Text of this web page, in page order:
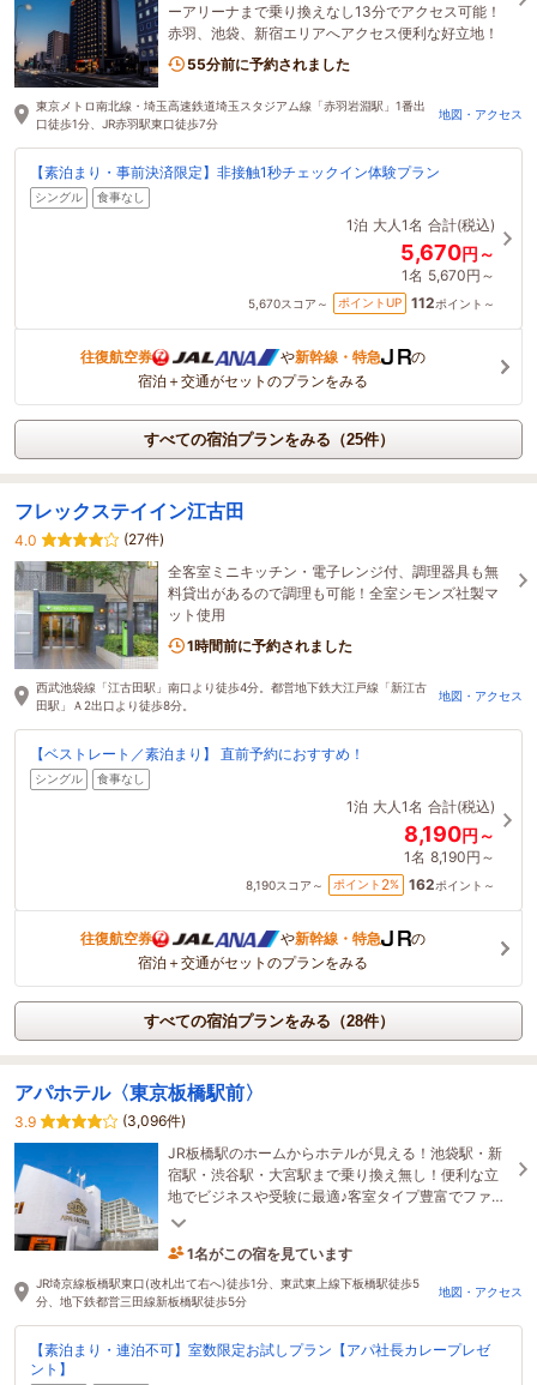
ーアリーナまで乗り換えなし13分でアクセス可能！
赤羽、池袋、新宿エリアへアクセス便利な好立地！
55分前に予約されました
東京メトロ南北線・埼玉高速鉄道埼玉スタジアム線「赤羽岩淵駅」1番出
口徒歩1分、JR赤羽駅東口徒歩7分
地図・アクセス
【素泊まり・事前決済限定】非接触1秒チェックイン体験プラン
シングル 食事なし
1泊 大人1名 合計(税込)
5,670円～
1名 5,670円～
5,670スコア～ ポイントUP 112ポイント～
往復航空券 や新幹線・特急
の
宿泊＋交通がセットのプランをみる
すべての宿泊プランをみる（25件）
フレックステイイン江古田
4.0
(27件)
全客室ミニキッチン・電子レンジ付、調理器具も無
料貸出があるので調理も可能！全室シモンズ社製マ
ット使用
1時間前に予約されました
西武池袋線「江古田駅」南口より徒歩4分。都営地下鉄大江戸線「新江古
田駅」Ａ2出口より徒歩8分。
地図・アクセス
【ベストレート／素泊まり】 直前予約におすすめ！
シングル 食事なし
1泊 大人1名 合計(税込)
8,190円～
1名 8,190円～
8,190スコア～ ポイント 2% 162ポイント～
往復航空券 や新幹線・特急
の
宿泊＋交通がセットのプランをみる
すべての宿泊プランをみる（28件）
アパホテル〈東京板橋駅前〉
3.9
(3,096件)
JR板橋駅のホームからホテルが見える！池袋駅・新
宿駅・渋谷駅・大宮駅まで乗り換え無し！便利な立
地でビジネスや受験に最適♪客室タイプ豊富でファミ
リーやグループ利用にもおすすめ！
1名がこの宿を見ています
21分前に予約されました
JR埼京線板橋駅東口(改札出て右へ)徒歩1分、東武東上線下板橋駅徒歩5
分、地下鉄都営三田線新板橋駅徒歩5分
地図・アクセス
【素泊まり・連泊不可】室数限定お試しプラン【アパ社長カレープレゼ
ント】